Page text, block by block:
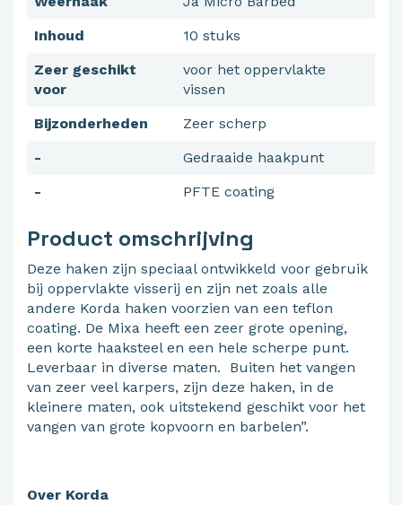
Inhoud
10 stuks
Zeer geschikt
voor
voor het oppervlakte
vissen
Bijzonderheden
Zeer scherp
-
Gedraaide haakpunt
-
PFTE coating
Product omschrijving
Deze haken zijn speciaal ontwikkeld voor gebruik
bij oppervlakte visserij en zijn net zoals alle
andere Korda haken voorzien van een teflon
coating. De Mixa heeft een zeer grote opening,
een korte haaksteel en een hele scherpe punt.
Leverbaar in diverse maten. Buiten het vangen
van zeer veel karpers, zijn deze haken, in de
kleinere maten, ook uitstekend geschikt voor het
vangen van grote kopvoorn en barbelen”.
Over Korda